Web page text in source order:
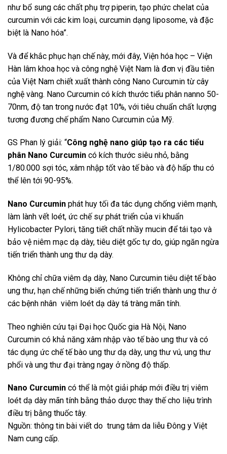
như bổ sung các chất phụ trợ piperin, tạo phức chelat của
curcumin với các kim loại, curcumin dạng liposome, và đặc
biệt là Nano hóa”.
Và để khắc phục hạn chế này, mới đây, Viện hóa học – Viện
Hàn lâm khoa học và công nghệ Việt Nam là đơn vị đầu tiên
của Việt Nam chiết xuất thành công Nano Curcumin từ cây
nghệ vàng. Nano Curcumin có kích thước tiểu phân nanno 50-
70nm, độ tan trong nước đạt 10%, với tiêu chuẩn chất lượng
tương đương chế phẩm Nano Curcumin của Mỹ.
GS Phan lý giải: “Công nghệ nano giúp tạo ra các tiểu
phân Nano Curcumin có kích thước siêu nhỏ, bằng
1/80.000 sợi tóc, xâm nhập tốt vào tế bào và độ hấp thu có
thể lên tới 90-95%.
Nano Curcumin phát huy tối đa tác dụng chống viêm mạnh,
làm lành vết loét, ức chế sự phát triển của vi khuẩn
Hylicobacter Pylori, tăng tiết chất nhầy mucin để tái tạo và
bảo vệ niêm mạc dạ dày, tiêu diệt gốc tự do, giúp ngăn ngừa
tiến triển thành ung thư dạ dày.
Không chỉ chữa viêm dạ dày, Nano Curcumin tiêu diệt tế bào
ung thư, hạn chế những biến chứng tiến triển thành ung thư ở
các bệnh nhân viêm loét dạ dày tá tràng mãn tính.
Theo nghiên cứu tại Đại học Quốc gia Hà Nội, Nano
Curcumin có khả năng xâm nhập vào tế bào ung thư và có
tác dụng ức chế tế bào ung thư dạ dày, ung thư vú, ung thư
phổi và ung thư đại tràng ngay ở nồng độ thấp.
Nano Curcumin có thể là một giải pháp mới điều trị viêm
loét dạ dày mãn tính bằng thảo dược thay thế cho liệu trình
điều trị bằng thuốc tây.
Nguồn: thông tin bài viết do trung tâm da liễu Đông y Việt
Nam cung cấp.